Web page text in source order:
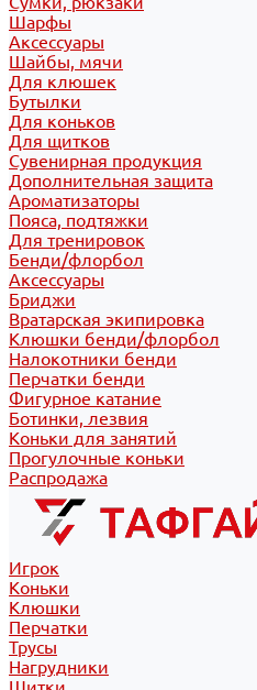
Шарфы
Аксессуары
Шайбы, мячи
Для клюшек
Бутылки
Для коньков
Для щитков
Сувенирная продукция
Дополнительная защита
Ароматизаторы
Пояса, подтяжки
Для тренировок
Бенди/флорбол
Аксессуары
Бриджи
Вратарская экипировка
Клюшки бенди/флорбол
Налокотники бенди
Перчатки бенди
Фигурное катание
Ботинки, лезвия
Коньки для занятий
Прогулочные коньки
Распродажа
Игрок
Коньки
Клюшки
Перчатки
Трусы
Нагрудники